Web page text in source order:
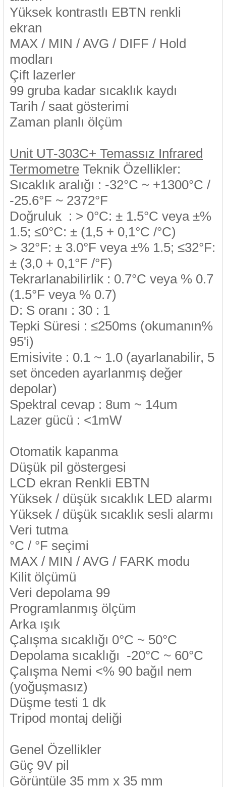
Yüksek kontrastlı EBTN renkli
ekran
MAX / MIN / AVG / DIFF / Hold
modları
Çift lazerler
99 gruba kadar sıcaklık kaydı
Tarih / saat gösterimi
Zaman planlı ölçüm
Unit UT-303C+ Temassız Infrared
Termometre Teknik Özellikler:
Sıcaklık aralığı : -32°C ~ +1300°C /
-25.6°F ~ 2372°F
Doğruluk : > 0°C: ± 1.5°C veya ±%
1.5; ≤0°C: ± (1,5 + 0,1°C /°C)
> 32°F: ± 3.0°F veya ±% 1.5; ≤32°F:
± (3,0 + 0,1°F /°F)
Tekrarlanabilirlik : 0.7°C veya % 0.7
(1.5°F veya % 0.7)
D: S oranı : 30 : 1
Tepki Süresi : ≤250ms (okumanın%
95'i)
Emisivite : 0.1 ~ 1.0 (ayarlanabilir, 5
set önceden ayarlanmış değer
depolar)
Spektral cevap : 8um ~ 14um
Lazer gücü : <1mW
Otomatik kapanma
Düşük pil göstergesi
LCD ekran Renkli EBTN
Yüksek / düşük sıcaklık LED alarmı
Yüksek / düşük sıcaklık sesli alarmı
Veri tutma
°C / °F seçimi
MAX / MIN / AVG / FARK modu
Kilit ölçümü
Veri depolama 99
Programlanmış ölçüm
Arka ışık
Çalışma sıcaklığı 0°C ~ 50°C
Depolama sıcaklığı -20°C ~ 60°C
Çalışma Nemi <% 90 bağıl nem
(yoğuşmasız)
Düşme testi 1 dk
Tripod montaj deliği
Genel Özellikler
Güç 9V pil
Görüntüle 35 mm x 35 mm